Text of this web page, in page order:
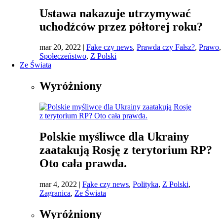
Ustawa nakazuje utrzymywać
uchodźców przez półtorej roku?
mar 20, 2022 | Fake czy news, Prawda czy Fałsz?, Prawo,
Społeczeństwo, Z Polski
Ze Świata
Wyróżniony
Polskie myśliwce dla Ukrainy
zaatakują Rosję z terytorium RP?
Oto cała prawda.
mar 4, 2022 | Fake czy news, Polityka, Z Polski,
Zagranica, Ze Świata
Wyróżniony